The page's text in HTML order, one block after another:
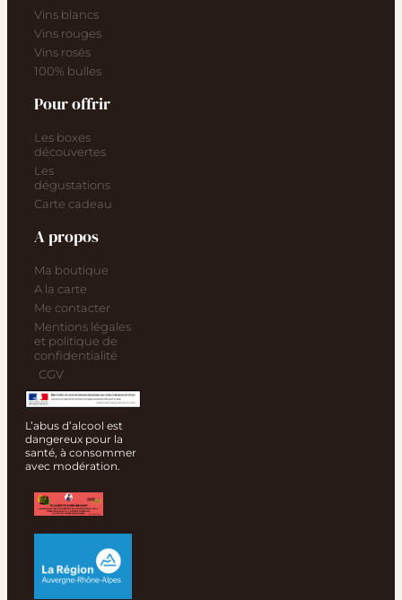
Vins blancs
Vins rouges
Vins rosés
100% bulles
Pour offrir
Les boxes
découvertes
Les
dégustations
Carte cadeau
A propos
Ma boutique
A la carte
Me contacter
Mentions légales
et politique de
confidentialité
CGV
L’abus d’alcool est
dangereux pour la
santé, à consommer
avec modération.